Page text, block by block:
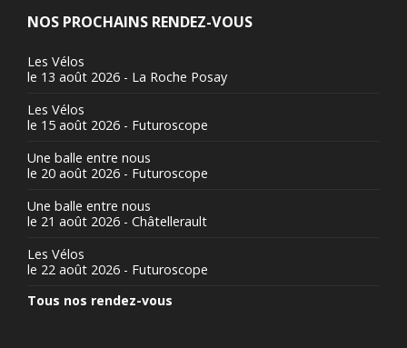
NOS PROCHAINS RENDEZ-VOUS
Les Vélos
le 13 août 2026 - La Roche Posay
Les Vélos
le 15 août 2026 - Futuroscope
Une balle entre nous
le 20 août 2026 - Futuroscope
Une balle entre nous
le 21 août 2026 - Châtellerault
Les Vélos
le 22 août 2026 - Futuroscope
Tous nos rendez-vous